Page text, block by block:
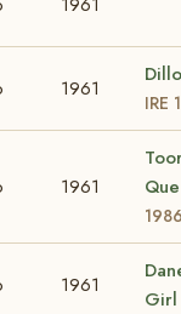
1961
IRE
1961
1961
Girl